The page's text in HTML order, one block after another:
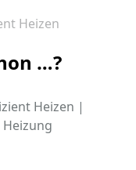
Heizen
…?
Heizen |